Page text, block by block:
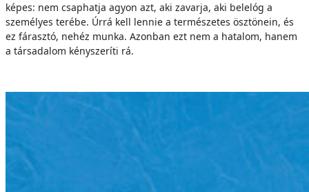
képes: nem csaphatja agyon azt, aki zavarja, aki belelóg a
személyes terébe. Úrrá kell lennie a természetes ösztönein, és
ez fárasztó, nehéz munka. Azonban ezt nem a hatalom, hanem
a társadalom kényszeríti rá.